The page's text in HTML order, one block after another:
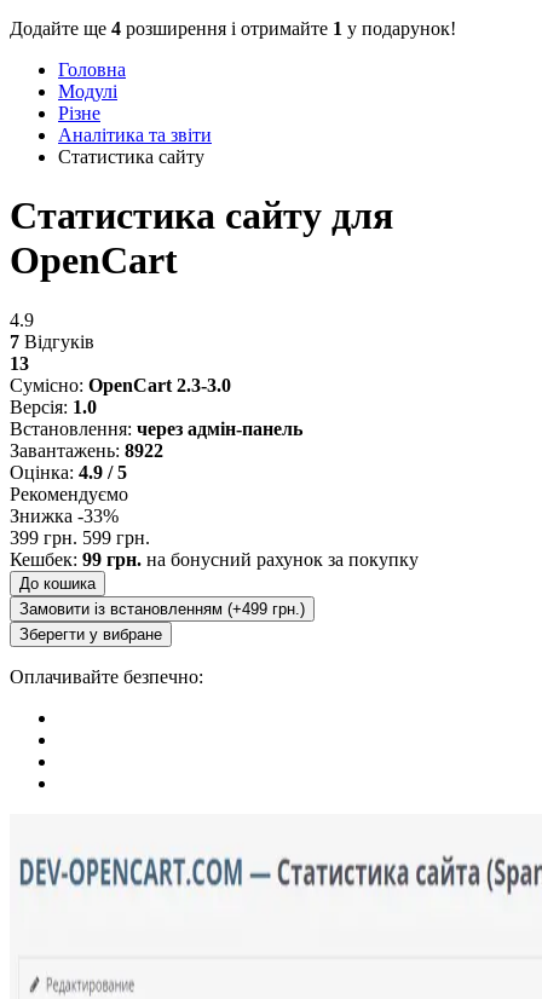
Додайте ще 4 розширення і отримайте 1 у подарунок!
Головна
Модулі
Різне
Аналітика та звіти
Статистика сайту
Статистика сайту для
OpenCart
4.9
7 Відгуків
13
Сумісно: OpenCart 2.3-3.0
Версія: 1.0
Встановлення: через адмін-панель
Завантажень: 8922
Оцінка: 4.9 / 5
Рекомендуємо
Знижка -33%
399 грн. 599 грн.
Кешбек: 99 грн. на бонусний рахунок за покупку
До кошика
Замовити із встановленням (+499 грн.)
Зберегти у вибране
Оплачивайте безпечно: